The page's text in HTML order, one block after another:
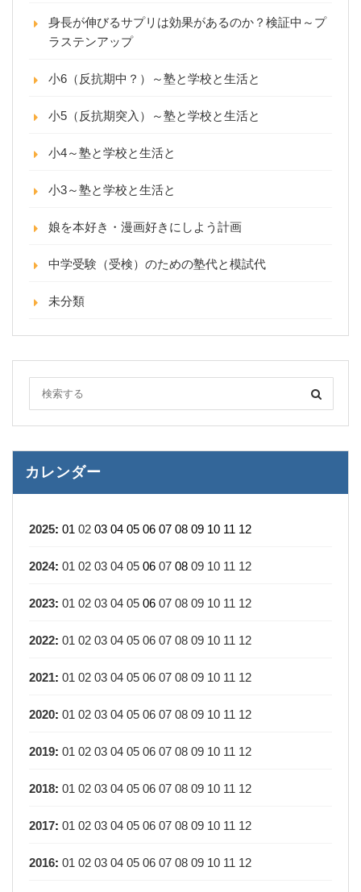
身長が伸びるサプリは効果があるのか？検証中～プ
ラステンアップ
小6（反抗期中？）～塾と学校と生活と
小5（反抗期突入）～塾と学校と生活と
小4～塾と学校と生活と
小3～塾と学校と生活と
娘を本好き・漫画好きにしよう計画
中学受験（受検）のための塾代と模試代
未分類
カレンダー
2025: 01 02 03 04 05 06 07 08 09 10 11 12
2024: 01 02 03 04 05 06 07 08 09 10 11 12
2023: 01 02 03 04 05 06 07 08 09 10 11 12
2022: 01 02 03 04 05 06 07 08 09 10 11 12
2021: 01 02 03 04 05 06 07 08 09 10 11 12
2020: 01 02 03 04 05 06 07 08 09 10 11 12
2019: 01 02 03 04 05 06 07 08 09 10 11 12
2018: 01 02 03 04 05 06 07 08 09 10 11 12
2017: 01 02 03 04 05 06 07 08 09 10 11 12
2016: 01 02 03 04 05 06 07 08 09 10 11 12